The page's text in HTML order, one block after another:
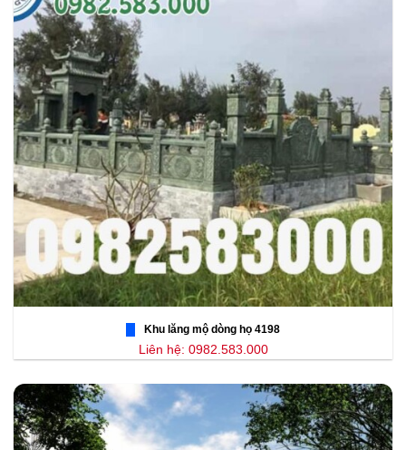
Khu lăng mộ dòng họ 4198
Liên hệ: 0982.583.000